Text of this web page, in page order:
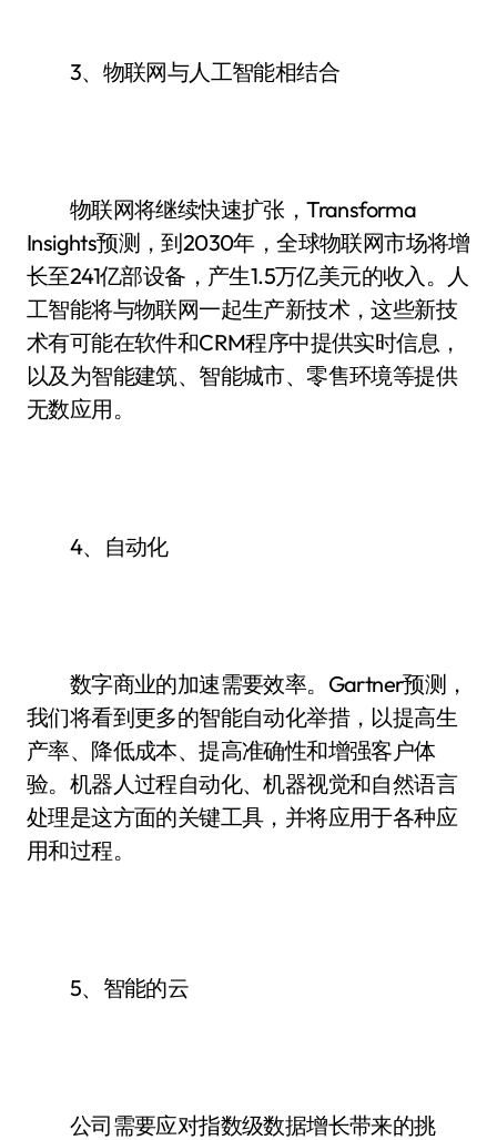
3、物联网与人工智能相结合
物联网将继续快速扩张，Transforma
Insights预测，到2030年，全球物联网市场将增
长至241亿部设备，产生1.5万亿美元的收入。人
工智能将与物联网一起生产新技术，这些新技
术有可能在软件和CRM程序中提供实时信息，
以及为智能建筑、智能城市、零售环境等提供
无数应用。
4、自动化
数字商业的加速需要效率。Gartner预测，
我们将看到更多的智能自动化举措，以提高生
产率、降低成本、提高准确性和增强客户体
验。机器人过程自动化、机器视觉和自然语言
处理是这方面的关键工具，并将应用于各种应
用和过程。
5、智能的云
公司需要应对指数级数据增长带来的挑